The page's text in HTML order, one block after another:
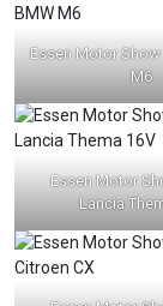
Essen Motor
M6
Essen Motor
Lancia